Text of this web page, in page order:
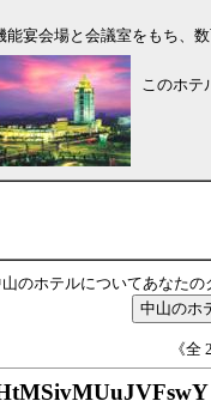
能宴会場と会議室をもち、
このホテ
のホテルについてあなた
《